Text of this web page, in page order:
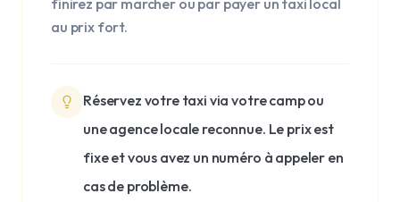
finirez par marcher ou par payer un taxi local
au prix fort.
Réservez votre taxi via votre camp ou
une agence locale reconnue. Le prix est
fixe et vous avez un numéro à appeler en
cas de problème.